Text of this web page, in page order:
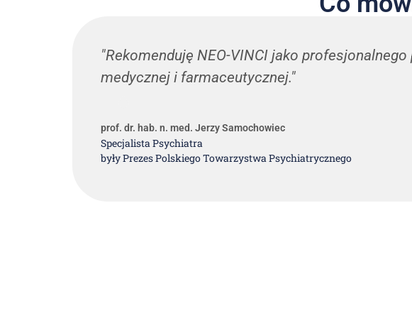
"Rekomenduję NEO-VINCI jako
medycznej i farmaceutycznej."
prof. dr. hab. n. med. Jerzy Samochowiec
Specjalista Psychiatra
były Prezes Polskiego Towarzystwa Psychiatrycznego